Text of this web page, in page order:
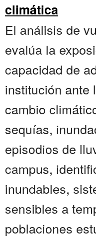
climática
El análisis de
evalúa la
capacidad de
institución ante
cambio
sequías,
episodios de
campus,
inundables,
sensibles a
poblaciones